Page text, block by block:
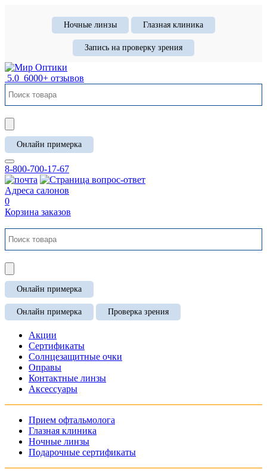
Ночные линзы Глазная клиника
Запись на проверку зрения
5.0 6000+ отзывов
Онлайн примерка
8-800-700-17-67
Адреса салонов
0
Корзина заказов
Онлайн примерка
Онлайн примерка Проверка зрения
Акции
Сертификаты
Солнцезащитные очки
Оправы
Контактные линзы
Аксессуары
Прием офтальмолога
Глазная клиника
Ночные линзы
Подарочные сертификаты